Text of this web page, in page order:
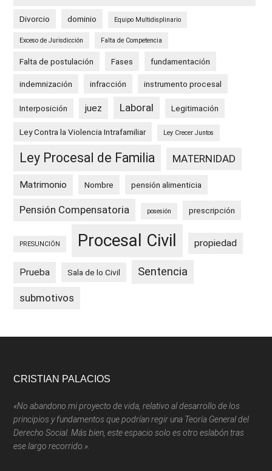
Divorcio dominio Equipo Multidisplinario
Exceso de Jurisdicción Falta de Competencia
Falta de postulación Fases fundamentación
indemnización infracción instrumento procesal
Interposición juez Laboral Legitimación
Ley Contra la Violencia Intrafamiliar Ley Crecer Juntos
Ley Procesal de Familia MATERNIDAD
Matrimonio Nombre pensión alimenticia
Pensión Compensatoria posesión prescripción
PRESUNCIÓN Procesal Civil propiedad
Prueba Sala de lo Civil Sentencia
submotivos
Footer
CRISTIAN PALACIOS
«No abandono mi proyecto de vida, relativo al desarrollo de los
principios y fundamentos que podrían regir una Teoría General del
Derecho Social. Más bien, este espacio solo es otro eslabón tras
ese largo recorrido.».